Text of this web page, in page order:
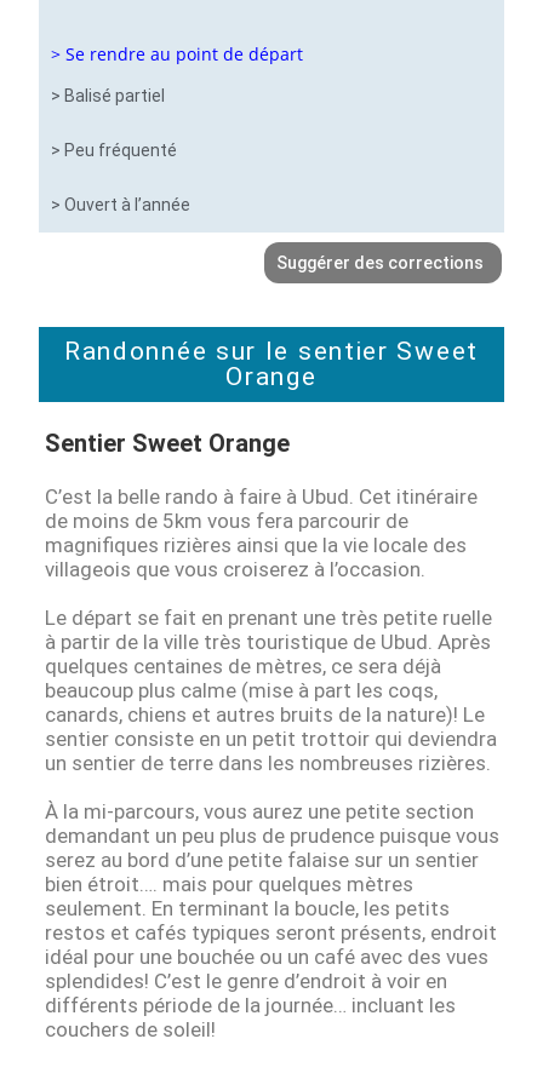
> Se rendre au point de départ
> Balisé partiel
> Peu fréquenté
> Ouvert à l’année
Suggérer des corrections
Randonnée sur le sentier Sweet
Orange
Sentier Sweet Orange
C’est la belle rando à faire à Ubud. Cet itinéraire
de moins de 5km vous fera parcourir de
magnifiques rizières ainsi que la vie locale des
villageois que vous croiserez à l’occasion.
Le départ se fait en prenant une très petite ruelle
à partir de la ville très touristique de Ubud. Après
quelques centaines de mètres, ce sera déjà
beaucoup plus calme (mise à part les coqs,
canards, chiens et autres bruits de la nature)! Le
sentier consiste en un petit trottoir qui deviendra
un sentier de terre dans les nombreuses rizières.
À la mi-parcours, vous aurez une petite section
demandant un peu plus de prudence puisque vous
serez au bord d’une petite falaise sur un sentier
bien étroit…. mais pour quelques mètres
seulement. En terminant la boucle, les petits
restos et cafés typiques seront présents, endroit
idéal pour une bouchée ou un café avec des vues
splendides! C’est le genre d’endroit à voir en
différents période de la journée… incluant les
couchers de soleil!